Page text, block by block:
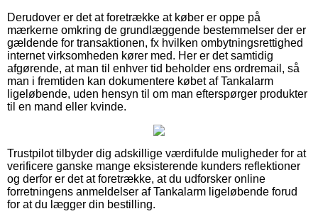
Derudover er det at foretrække at køber er oppe på
mærkerne omkring de grundlæggende bestemmelser der er
gældende for transaktionen, fx hvilken ombytningsrettighed
internet virksomheden kører med. Her er det samtidig
afgørende, at man til enhver tid beholder ens ordremail, så
man i fremtiden kan dokumentere købet af Tankalarm
ligeløbende, uden hensyn til om man efterspørger produkter
til en mand eller kvinde.
Trustpilot tilbyder dig adskillige værdifulde muligheder for at
verificere ganske mange eksisterende kunders reflektioner
og derfor er det at foretrække, at du udforsker online
forretningens anmeldelser af Tankalarm ligeløbende forud
for at du lægger din bestilling.